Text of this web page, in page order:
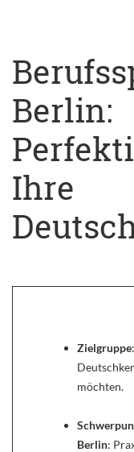
Berlin:
Ihre
Zielgruppe
möchten.
Berlin: